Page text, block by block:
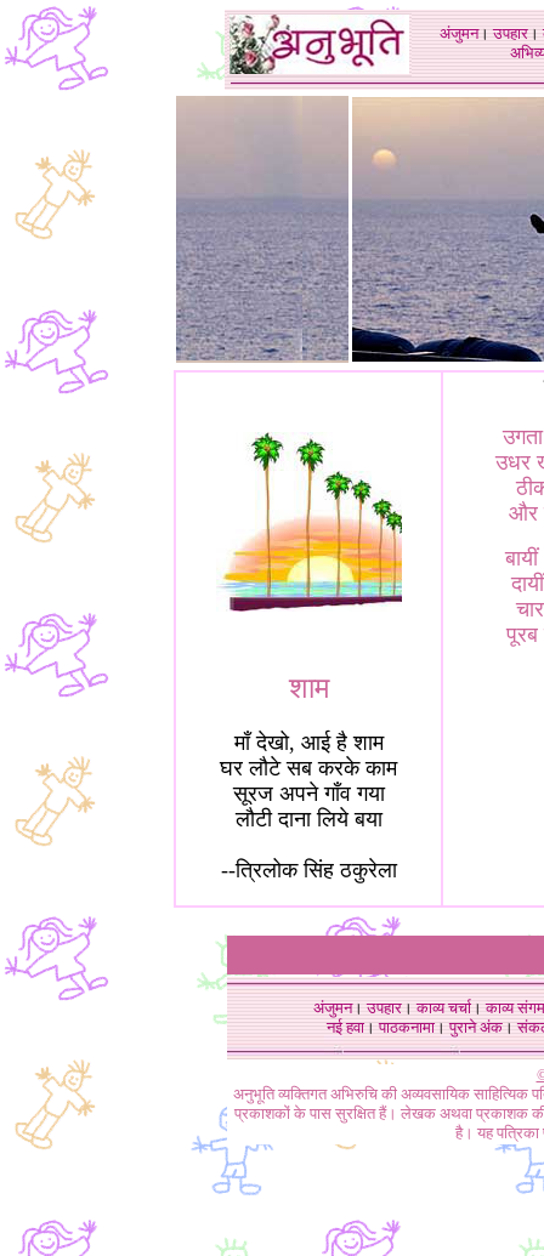
अंजुमन।उपहार।
शाम
माँ देखो, आई है शाम
घर लौटे सब करके काम
सूरज अपने गाँव गया
लौटी दाना लिये बया
--त्रिलोक सिंह ठकुरेला
उधर
और
पूरब
अंजुमन।उपहार।काव्य चर्चा।काव्य संगम
नई हवा। पाठकनामा। पुराने अंक।
अनुभूति व्यक्तिगत अभिरुचि की अव्यवसायिक
प्रकाशकों के पास सुरक्षित हैं। लेखक अथवा प्रकाशक की
है। यह पत्रिका